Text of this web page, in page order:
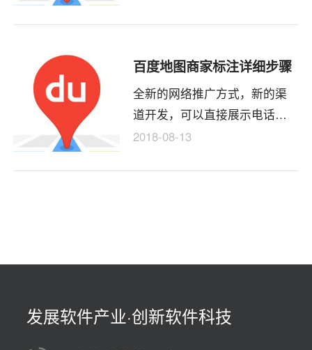
度地图关键词排名的技巧可以
你的百度地图关键词就能获取
好的排名，在第一位也是很正
常的。
百度地图商家标注详细步骤
​全新的网络推广方式，新的渠
道开发，可以直接展示电话和
商户名称的百度地图商家标注
首选。
2018-08-13
发展软件产业·创新软件科技